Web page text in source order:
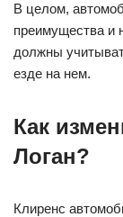
В целом,
преимущества и
должны
езде на нем.
Как
Логан?
Клиренс